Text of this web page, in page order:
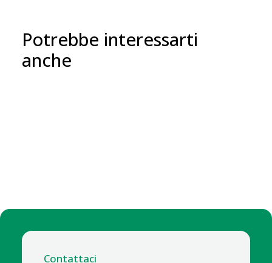
Potrebbe interessarti
anche
Contattaci